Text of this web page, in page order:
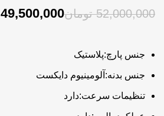
52,000,000 تومان49,500,000
جنس پارچ:پلاستیک
جنس بدنه:آلومینیوم دایکست
تنظیمات سرعت:دارد